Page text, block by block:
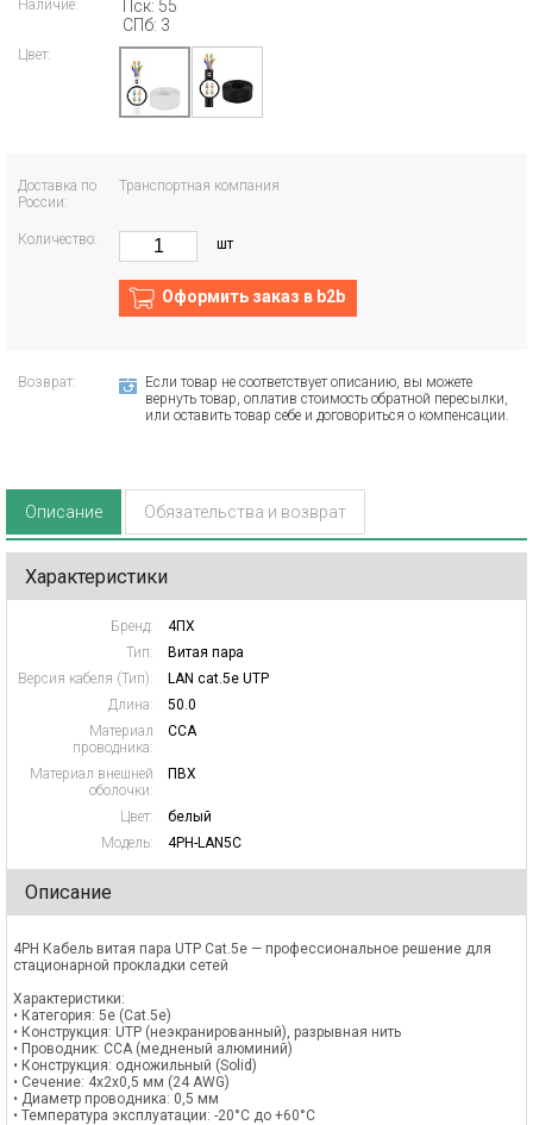
Наличие:
Пск: 55
СПб: 3
Цвет:
Доставка по
России:
Транспортная компания
Количество: шт
Оформить заказ в b2b
Возврат:
Если товар не соответствует описанию, вы можете
вернуть товар, оплатив стоимость обратной пересылки,
или оставить товар себе и договориться о компенсации.
Описание Обязательства и возврат
Характеристики
Бренд:
4ПХ
Тип:
Витая пара
Версия кабеля (Тип):
LAN cat.5е UTP
Длина:
50.0
Материал
проводника:
CCA
Материал внешней
оболочки:
ПВХ
Цвет:
белый
Модель:
4PH-LAN5C
Описание
4PH Кабель витая пара UTP Cat.5e — профессиональное решение для
стационарной прокладки сетей
Характеристики:
• Категория: 5e (Cat.5e)
• Конструкция: UTP (неэкранированный), разрывная нить
• Проводник: CCA (медненый алюминий)
• Конструкция: одножильный (Solid)
• Сечение: 4х2х0,5 мм (24 AWG)
• Диаметр проводника: 0,5 мм
• Температура эксплуатации: -20°C до +60°C